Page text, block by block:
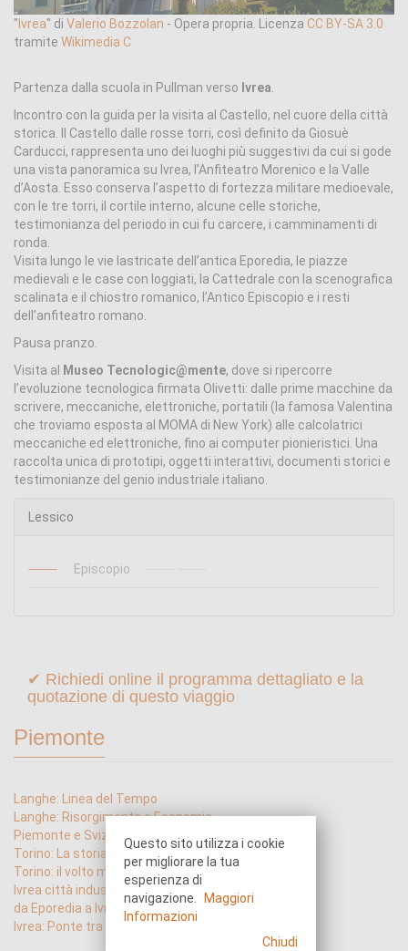
" Ivrea" di Valerio Bozzolan - Opera propria . Licenza CC BY-SA 3.0
tramite Wikimedia C
Partenza dalla scuola in Pullman verso Ivrea
Incontro con la guida per la visita al Castello, nel cuore della città
storica. Il Castello dalle rosse torri, così definito da Giosuè
Carducci, rappresenta uno dei luoghi più suggestivi da cui si gode
una vista panoramica su Ivrea, l’Anfiteatro Morenico e la Valle
d’Aosta. Esso conserva l’aspetto di fortezza militare medioevale,
con le tre torri, il cortile interno, alcune celle storiche,
testimonianza del periodo in cui fu carcere, i camminamenti di
ronda.
Visita lungo le vie lastricate dell’antica Eporedia, le piazze
medievali e le case con loggiati, la Cattedrale con la scenografica
scalinata e il chiostro romanico, l’Antico Episcopio e i resti
dell’anfiteatro romano.
Pausa pranzo.
Visita al
Museo Tecnologic@mente, dove si ripercorre
l’evoluzione tecnologica firmata Olivetti: dalle prime macchine da
scrivere, meccaniche, elettroniche, portatili (la famosa Valentina
che troviamo esposta al MOMA di New York) alle calcolatrici
meccaniche ed elettroniche, fino ai computer pionieristici. Una
raccolta unica di prototipi, oggetti interattivi, documenti storici e
testimonianze del genio industriale italiano.
Lessico
Episcopio
✔ Richiedi online il programma dettagliato e la
quotazione di questo viaggio
Piemonte
Langhe: Linea del Tempo
Langhe: Risorgimento e Economia
Piemonte e Svizzera in Trenino Blu
Torino: La storia siamo noi
Torino: il volto moderno
Ivrea città industriale del XX Secolo
da Eporedia a Ivrea 2000 anni di città
Ivrea: Ponte tra Valle d'Aosta e Risaie
Questo sito utilizza i cookie
per migliorare la tua
esperienza di
navigazione.
Maggiori
Informazioni
Chiudi